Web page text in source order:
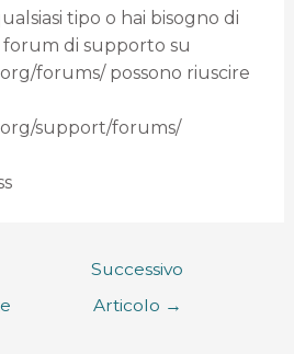
tipo o hai bisogno di
forum di supporto su
forums/ possono riuscire
support/forums/
Successivo
Articolo →